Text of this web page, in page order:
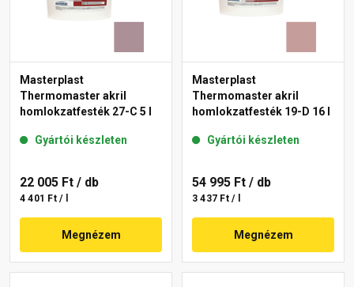
Masterplast
Thermomaster akril
homlokzatfesték 27-C 5 l
Gyártói készleten
22 005 Ft / db
4 401 Ft / l
Megnézem
Masterplast
Thermomaster akril
homlokzatfesték 19-D 16 l
Gyártói készleten
54 995 Ft / db
3 437 Ft / l
Megnézem